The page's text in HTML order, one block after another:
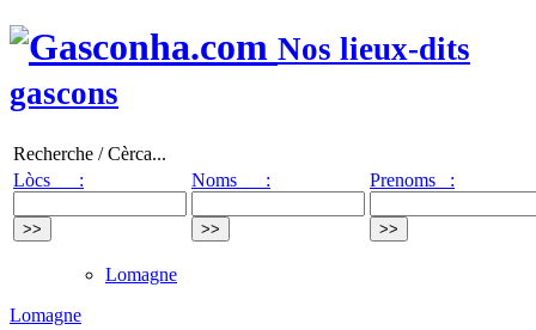
Nos lieux-dits
gascons
Recherche / Cèrca...
Lòcs :
Noms : Prenoms :
Lomagne
Lomagne